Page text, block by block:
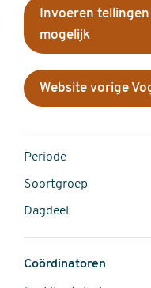
Invoeren
mogelijk
Website vorige
Periode
Soortgroep
Dagdeel
Coördinatoren